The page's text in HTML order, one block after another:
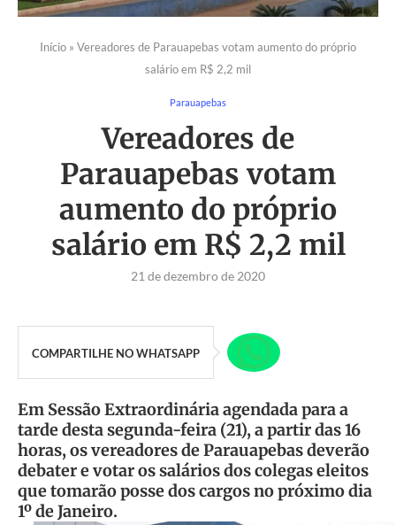
Início » Vereadores de Parauapebas votam aumento do próprio
salário em R$ 2,2 mil
Parauapebas
Vereadores de
Parauapebas votam
aumento do próprio
salário em R$ 2,2 mil
21 de dezembro de 2020
COMPARTILHE NO WHATSAPP
Em Sessão Extraordinária agendada para a
tarde desta segunda-feira (21), a partir das 16
horas, os vereadores de Parauapebas deverão
debater e votar os salários dos colegas eleitos
que tomarão posse dos cargos no próximo dia
1º de Janeiro.